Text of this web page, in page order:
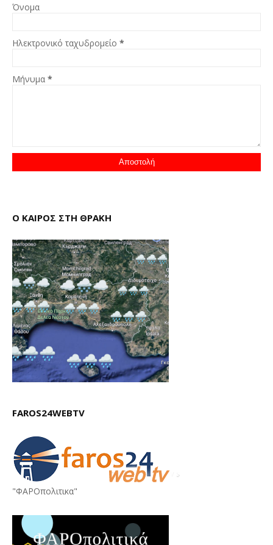
Όνομα
Ηλεκτρονικό ταχυδρομείο *
Μήνυμα *
Ο ΚΑΙΡΟΣ ΣΤΗ ΘΡΑΚΗ
FAROS24WEBTV
"ΦΑΡΟπολιτικα"